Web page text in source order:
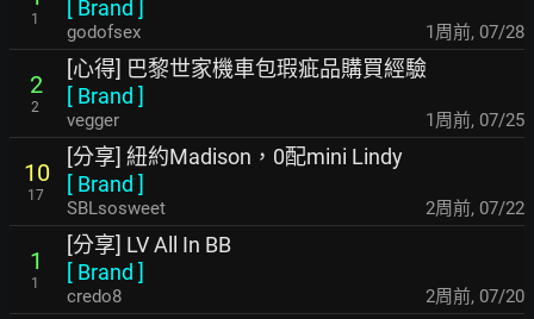
1
[ Brand ]
godofsex 1周前, 07/28
2
2
[心得] 巴黎世家機車包瑕疵品購買經驗
[ Brand ]
vegger 1周前, 07/25
10
17
[分享] 紐約Madison，0配mini Lindy
[ Brand ]
SBLsosweet 2周前, 07/22
1
1
[分享] LV All In BB
[ Brand ]
credo8 2周前, 07/20